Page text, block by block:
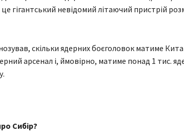
це гігантський невідомий літаючий пристрій
скільки ядерних боєголовок матиме
арсенал і, ймовірно, матиме понад 1 тис.
Сибір?